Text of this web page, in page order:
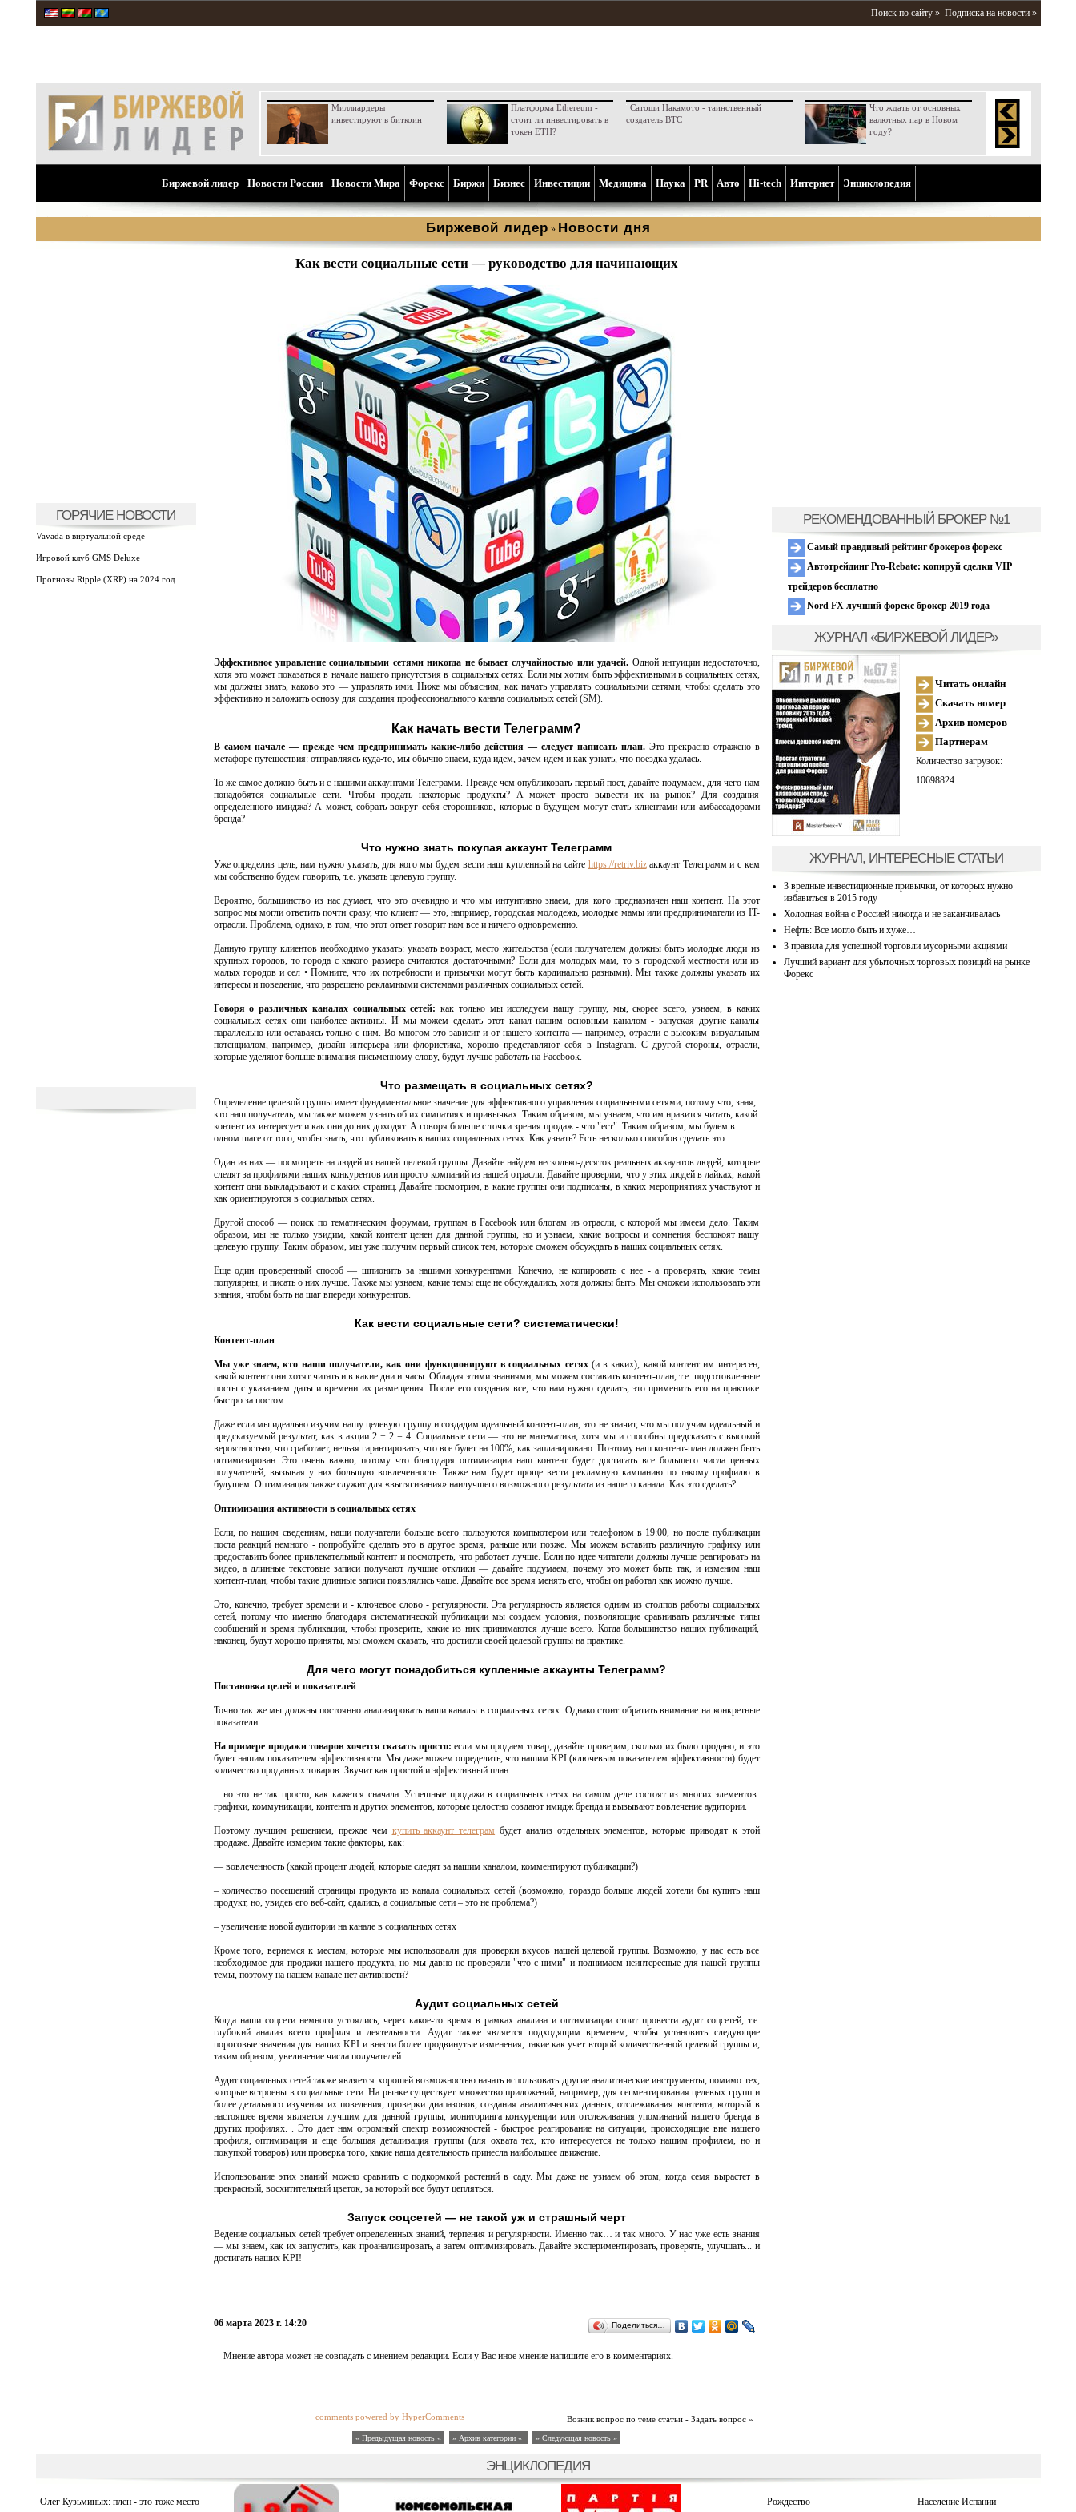
Поиск по сайту » Подписка на новости »
Миллиардеры
инвестируют в биткоин
Платформа Ethereum -
стоит ли инвестировать в
токен ETH?
Сатоши Накамото - таинственный
создатель BTC
Что ждать от основных
валютных пар в Новом
году?
Биржевой лидер Новости России Новости Мира Форекс Биржи Бизнес Инвестиции Медицина Наука PR Aвто Hi-tech Интернет Энциклопедия
Биржевой лидер » Новости дня
ГОРЯЧИЕ НОВОСТИ
Vavada в виртуальной среде
Игровой клуб GMS Deluxe
Прогнозы Ripple (XRP) на 2024 год
Как вести социальные сети — руководство для начинающих
Эффективное управление социальными сетями никогда не бывает случайностью или удачей. Одной интуиции недостаточно,
хотя это может показаться в начале нашего присутствия в социальных сетях. Если мы хотим быть эффективными в социальных сетях,
мы должны знать, каково это — управлять ими. Ниже мы объясним, как начать управлять социальными сетями, чтобы сделать это
эффективно и заложить основу для создания профессионального канала социальных сетей (SM).
Как начать вести Телеграмм?
В самом начале — прежде чем предпринимать какие-либо действия — следует написать план. Это прекрасно отражено в
метафоре путешествия: отправляясь куда-то, мы обычно знаем, куда идем, зачем идем и как узнать, что поездка удалась.
То же самое должно быть и с нашими аккаунтами Телеграмм. Прежде чем опубликовать первый пост, давайте подумаем, для чего нам
понадобятся социальные сети. Чтобы продать некоторые продукты? А может просто вывести их на рынок? Для создания
определенного имиджа? А может, собрать вокруг себя сторонников, которые в будущем могут стать клиентами или амбассадорами
бренда?
Что нужно знать покупая аккаунт Телеграмм
Уже определив цель, нам нужно указать, для кого мы будем вести наш купленный на сайте https://retriv.bizаккаунт Телеграмм и с кем
мы собственно будем говорить, т.е. указать целевую группу.
Вероятно, большинство из нас думает, что это очевидно и что мы интуитивно знаем, для кого предназначен наш контент. На этот
вопрос мы могли ответить почти сразу, что клиент — это, например, городская молодежь, молодые мамы или предприниматели из IT-
отрасли. Проблема, однако, в том, что этот ответ говорит нам все и ничего одновременно.
Данную группу клиентов необходимо указать: указать возраст, место жительства (если получателем должны быть молодые люди из
крупных городов, то города с какого размера считаются достаточными? Если для молодых мам, то в городской местности или из
малых городов и сел • Помните, что их потребности и привычки могут быть кардинально разными). Мы также должны указать их
интересы и поведение, что разрешено рекламными системами различных социальных сетей.
Говоря о различных каналах социальных сетей: как только мы исследуем нашу группу, мы, скорее всего, узнаем, в каких
социальных сетях они наиболее активны. И мы можем сделать этот канал нашим основным каналом - запуская другие каналы
параллельно или оставаясь только с ним. Во многом это зависит и от нашего контента — например, отрасли с высоким визуальным
потенциалом, например, дизайн интерьера или флористика, хорошо представляют себя в Instagram. С другой стороны, отрасли,
которые уделяют больше внимания письменному слову, будут лучше работать на Facebook.
Что размещать в социальных сетях?
Определение целевой группы имеет фундаментальное значение для эффективного управления социальными сетями, потому что, зная,
кто наш получатель, мы также можем узнать об их симпатиях и привычках. Таким образом, мы узнаем, что им нравится читать, какой
контент их интересует и как они до них доходят. А говоря больше с точки зрения продаж - что "ест". Таким образом, мы будем в
одном шаге от того, чтобы знать, что публиковать в наших социальных сетях. Как узнать? Есть несколько способов сделать это.
Один из них — посмотреть на людей из нашей целевой группы. Давайте найдем несколько-десяток реальных аккаунтов людей, которые
следят за профилями наших конкурентов или просто компаний из нашей отрасли. Давайте проверим, что у этих людей в лайках, какой
контент они выкладывают и с каких страниц. Давайте посмотрим, в какие группы они подписаны, в каких мероприятиях участвуют и
как ориентируются в социальных сетях.
Другой способ — поиск по тематическим форумам, группам в Facebook или блогам из отрасли, с которой мы имеем дело. Таким
образом, мы не только увидим, какой контент ценен для данной группы, но и узнаем, какие вопросы и сомнения беспокоят нашу
целевую группу. Таким образом, мы уже получим первый список тем, которые сможем обсуждать в наших социальных сетях.
Еще один проверенный способ — шпионить за нашими конкурентами. Конечно, не копировать с нее - а проверять, какие темы
популярны, и писать о них лучше. Также мы узнаем, какие темы еще не обсуждались, хотя должны быть. Мы сможем использовать эти
знания, чтобы быть на шаг впереди конкурентов.
Как вести социальные сети? систематически!
Контент-план
Мы уже знаем, кто наши получатели, как они функционируют в социальных сетях(и в каких), какой контент им интересен,
какой контент они хотят читать и в какие дни и часы. Обладая этими знаниями, мы можем составить контент-план, т.е. подготовленные
посты с указанием даты и времени их размещения. После его создания все, что нам нужно сделать, это применить его на практике
быстро за постом.
Даже если мы идеально изучим нашу целевую группу и создадим идеальный контент-план, это не значит, что мы получим идеальный и
предсказуемый результат, как в акции 2 + 2 = 4. Социальные сети — это не математика, хотя мы и способны предсказать с высокой
вероятностью, что сработает, нельзя гарантировать, что все будет на 100%, как запланировано. Поэтому наш контент-план должен быть
оптимизирован. Это очень важно, потому что благодаря оптимизации наш контент будет достигать все большего числа ценных
получателей, вызывая у них большую вовлеченность. Также нам будет проще вести рекламную кампанию по такому профилю в
будущем. Оптимизация также служит для «вытягивания» наилучшего возможного результата из нашего канала. Как это сделать?
Оптимизация активности в социальных сетях
Если, по нашим сведениям, наши получатели больше всего пользуются компьютером или телефоном в 19:00, но после публикации
поста реакций немного - попробуйте сделать это в другое время, раньше или позже. Мы можем вставить различную графику или
предоставить более привлекательный контент и посмотреть, что работает лучше. Если по идее читатели должны лучше реагировать на
видео, а длинные текстовые записи получают лучшие отклики — давайте подумаем, почему это может быть так, и изменим наш
контент-план, чтобы такие длинные записи появлялись чаще. Давайте все время менять его, чтобы он работал как можно лучше.
Это, конечно, требует времени и - ключевое слово - регулярности. Эта регулярность является одним из столпов работы социальных
сетей, потому что именно благодаря систематической публикации мы создаем условия, позволяющие сравнивать различные типы
сообщений и время публикации, чтобы проверить, какие из них принимаются лучше всего. Когда большинство наших публикаций,
наконец, будут хорошо приняты, мы сможем сказать, что достигли своей целевой группы на практике.
Для чего могут понадобиться купленные аккаунты Телеграмм?
Постановка целей и показателей
Точно так же мы должны постоянно анализировать наши каналы в социальных сетях. Однако стоит обратить внимание на конкретные
показатели.
На примере продажи товаров хочется сказать просто: если мы продаем товар, давайте проверим, сколько их было продано, и это
будет нашим показателем эффективности. Мы даже можем определить, что нашим KPI (ключевым показателем эффективности) будет
количество проданных товаров. Звучит как простой и эффективный план…
…но это не так просто, как кажется сначала. Успешные продажи в социальных сетях на самом деле состоят из многих элементов:
графики, коммуникации, контента и других элементов, которые целостно создают имидж бренда и вызывают вовлечение аудитории.
Поэтому лучшим решением, прежде чем купить аккаунт телеграм будет анализ отдельных элементов, которые приводят к этой
продаже. Давайте измерим такие факторы, как:
— вовлеченность (какой процент людей, которые следят за нашим каналом, комментируют публикации?)
– количество посещений страницы продукта из канала социальных сетей (возможно, гораздо больше людей хотели бы купить наш
продукт, но, увидев его веб-сайт, сдались, а социальные сети – это не проблема?)
– увеличение новой аудитории на канале в социальных сетях
Кроме того, вернемся к местам, которые мы использовали для проверки вкусов нашей целевой группы. Возможно, у нас есть все
необходимое для продажи нашего продукта, но мы давно не проверяли "что с ними" и поднимаем неинтересные для нашей группы
темы, поэтому на нашем канале нет активности?
Аудит социальных сетей
Когда наши соцсети немного устоялись, через какое-то время в рамках анализа и оптимизации стоит провести аудит соцсетей, т.е.
глубокий анализ всего профиля и деятельности. Аудит также является подходящим временем, чтобы установить следующие
пороговые значения для наших KPI и внести более продвинутые изменения, такие как учет второй количественной целевой группы и,
таким образом, увеличение числа получателей.
Аудит социальных сетей также является хорошей возможностью начать использовать другие аналитические инструменты, помимо тех,
которые встроены в социальные сети. На рынке существует множество приложений, например, для сегментирования целевых групп и
более детального изучения их поведения, проверки диапазонов, создания аналитических данных, отслеживания контента, который в
настоящее время является лучшим для данной группы, мониторинга конкуренции или отслеживания упоминаний нашего бренда в
других профилях. . Это дает нам огромный спектр возможностей - быстрое реагирование на ситуации, происходящие вне нашего
профиля, оптимизация и еще большая детализация группы (для охвата тех, кто интересуется не только нашим профилем, но и
покупкой товаров) или проверка того, какие наша деятельность принесла наибольшее движение.
Использование этих знаний можно сравнить с подкормкой растений в саду. Мы даже не узнаем об этом, когда семя вырастет в
прекрасный, восхитительный цветок, за который все будут цепляться.
Запуск соцсетей — не такой уж и страшный черт
Ведение социальных сетей требует определенных знаний, терпения и регулярности. Именно так… и так много. У нас уже есть знания
— мы знаем, как их запустить, как проанализировать, а затем оптимизировать. Давайте экспериментировать, проверять, улучшать... и
достигать наших KPI!
06 марта 2023 г. 14:20 Поделиться…
Мнение автора может не совпадать с мнением редакции. Если у Вас иное мнение напишите его в комментариях.
Возник вопрос по теме статьи - Задать вопрос »
comments powered by HyperComments
« Предыдущая новость « » Архив категории « » Следующая новость »
РЕКОМЕНДОВАННЫЙ БРОКЕР №1
Самый правдивый рейтинг брокеров форекс
Автотрейдинг Pro-Rebate: копируй сделки VIP
трейдеров бесплатно
Nord FX лучший форекс брокер 2019 года
ЖУРНАЛ «БИРЖЕВОЙ ЛИДЕР»
Читать онлайн
Скачать номер
Архив номеров
Партнерам
Количество загрузок:
10698824
ЖУРНАЛ, ИНТЕРЕСНЫЕ СТАТЬИ
3 вредные инвестиционные привычки, от которых нужно
избавиться в 2015 году
Холодная война с Россией никогда и не заканчивалась
Нефть: Все могло быть и хуже…
3 правила для успешной торговли мусорными акциями
Лучший вариант для убыточных торговых позиций на рынке
Форекс
ЭНЦИКЛОПЕДИЯ
Олег Кузьминых: плен - это тоже место
Рождество Население Испании